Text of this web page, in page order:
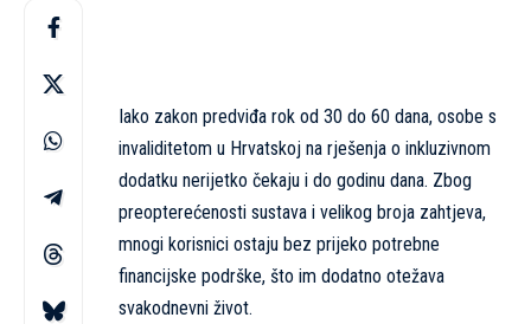
Iako zakon predviđa rok od 30 do 60 dana, osobe s
invaliditetom u Hrvatskoj na rješenja o inkluzivnom
dodatku nerijetko čekaju i do godinu dana. Zbog
preopterećenosti sustava i velikog broja zahtjeva,
mnogi korisnici ostaju bez prijeko potrebne
financijske podrške, što im dodatno otežava
svakodnevni život.